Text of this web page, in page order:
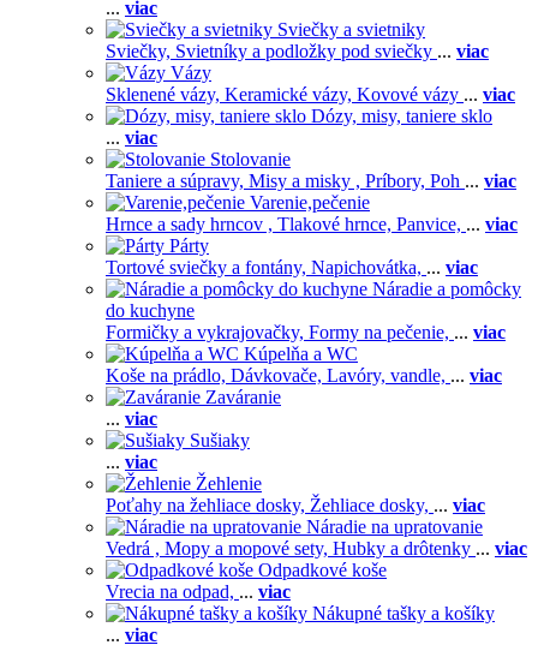
... viac
Sviečky a svietniky
Sviečky, Svietníky a podložky pod sviečky ... viac
Vázy
Sklenené vázy, Keramické vázy, Kovové vázy ... viac
Dózy, misy, taniere sklo
... viac
Stolovanie
Taniere a súpravy, Misy a misky , Príbory, Poh ... viac
Varenie,pečenie
Hrnce a sady hrncov , Tlakové hrnce, Panvice, ... viac
Párty
Tortové sviečky a fontány, Napichovátka, ... viac
Náradie a pomôcky
do kuchyne
Formičky a vykrajovačky, Formy na pečenie, ... viac
Kúpelňa a WC
Koše na prádlo, Dávkovače, Lavóry, vandle, ... viac
Zaváranie
... viac
Sušiaky
... viac
Žehlenie
Poťahy na žehliace dosky, Žehliace dosky, ... viac
Náradie na upratovanie
Vedrá , Mopy a mopové sety, Hubky a drôtenky ... viac
Odpadkové koše
Vrecia na odpad, ... viac
Nákupné tašky a košíky
... viac